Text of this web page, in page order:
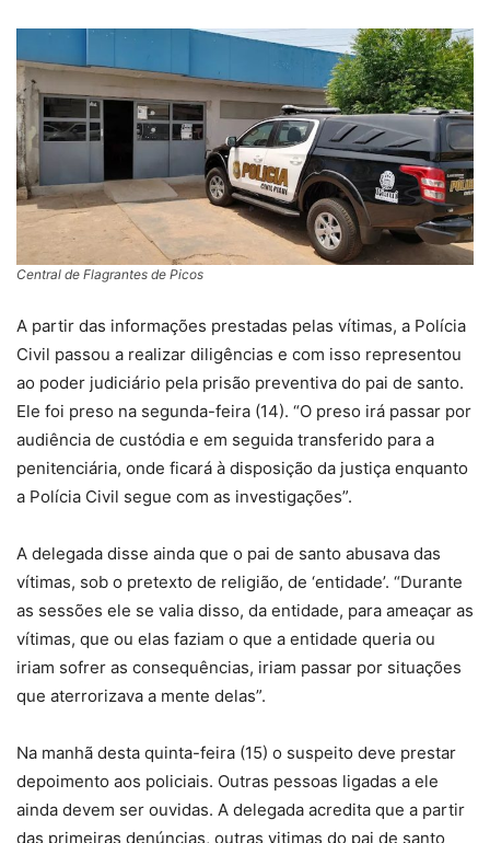
Central de Flagrantes de Picos
A partir das informações prestadas pelas vítimas, a Polícia
Civil passou a realizar diligências e com isso representou
ao poder judiciário pela prisão preventiva do pai de santo.
Ele foi preso na segunda-feira (14). “O preso irá passar por
audiência de custódia e em seguida transferido para a
penitenciária, onde ficará à disposição da justiça enquanto
a Polícia Civil segue com as investigações”.
A delegada disse ainda que o pai de santo abusava das
vítimas, sob o pretexto de religião, de ‘entidade’. “Durante
as sessões ele se valia disso, da entidade, para ameaçar as
vítimas, que ou elas faziam o que a entidade queria ou
iriam sofrer as consequências, iriam passar por situações
que aterrorizava a mente delas”.
Na manhã desta quinta-feira (15) o suspeito deve prestar
depoimento aos policiais. Outras pessoas ligadas a ele
ainda devem ser ouvidas. A delegada acredita que a partir
das primeiras denúncias, outras vitimas do pai de santo